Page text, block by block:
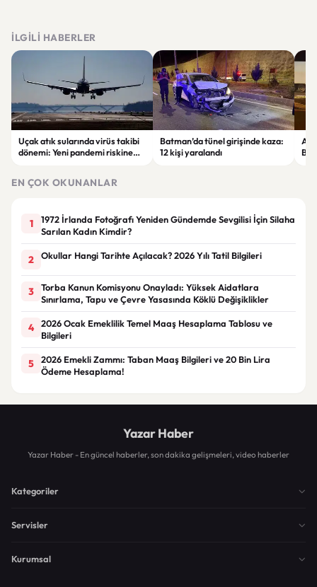
İLGILI HABERLER
Uçak atık sularında virüs takibi
dönemi: Yeni pandemi riskine
Batman’da tünel girişinde kaza:
12 kişi yaralandı
EN ÇOK OKUNANLAR
1
1972 İrlanda Fotoğrafı Yeniden Gündemde Sevgilisi İçin Silaha
Sarılan Kadın Kimdir?
2 Okullar Hangi Tarihte Açılacak? 2026 Yılı Tatil Bilgileri
3
Torba Kanun Komisyonu Onayladı: Yüksek Aidatlara
Sınırlama, Tapu ve Çevre Yasasında Köklü Değişiklikler
4
2026 Ocak Emeklilik Temel Maaş Hesaplama Tablosu ve
Bilgileri
5
2026 Emekli Zammı: Taban Maaş Bilgileri ve 20 Bin Lira
Ödeme Hesaplama!
Yazar Haber
Yazar Haber - En güncel haberler, son dakika gelişmeleri, video haberler
Kategoriler
Servisler
Kurumsal